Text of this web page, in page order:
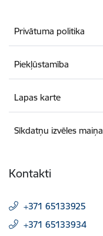
Privātuma politika
Piekļūstamība
Lapas karte
Sīkdatņu izvēles maiņa
Kontakti
+371 65133925
+371 65133934